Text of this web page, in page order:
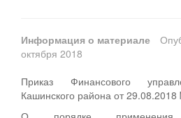
Информация о материале
октября 2018
Приказ Финансового
Кашинского района от